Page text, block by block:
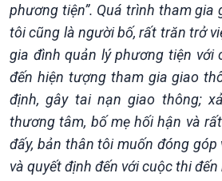
phương tiện”. Quá trình tham gia
tôi cũng là người bố, rất trăn trở
gia đình quản lý phương tiện với
đến hiện tượng tham gia giao
định, gây tai nạn giao thông;
thương tâm, bố mẹ hối hận và
đấy, bản thân tôi muốn đóng
và quyết định đến với cuộc thi